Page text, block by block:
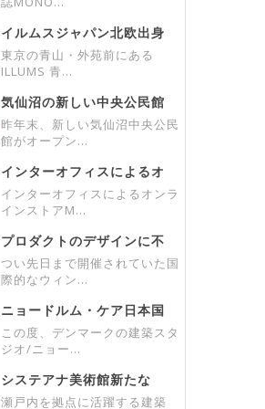
イルムスジャパン北欧出身
アーティストとの...
東京の青山・外苑前にある
ILLUMS 青...
気仙沼の新しい中央公民館
/ New C...
昨年末、新しい気仙沼中央公民
館がオープン...
インターオフィスによるオ
ンラインストアM...
インターオフィスによるオンラ
インストアM...
プロダクトのデザインに不
可欠なユーザーさ...
つい先日まで開催されていた国
際的なウィン...
ニョードルム・ケア日本国
内初のプロジェク...
この度、デンマークの建築スタ
ジオ/ニョー...
システアナ美術館新たな
「第4室」/ A ...
瀬戸内を拠点に活躍する建築